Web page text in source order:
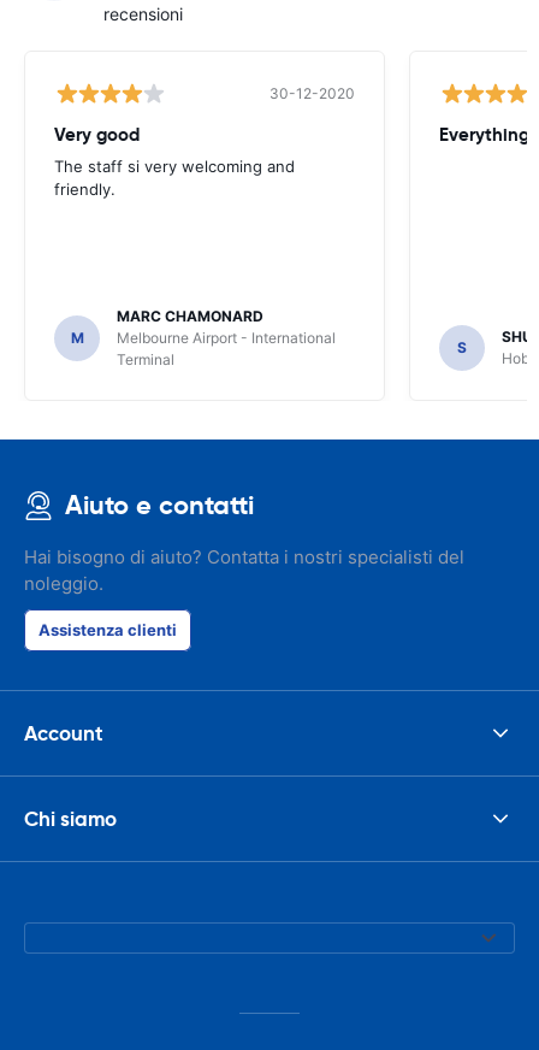
recensioni
30-12-2020
Very good
The staff si very welcoming and
friendly.
M
MARC CHAMONARD
Melbourne Airport - International
Terminal
Everything
S
Aiuto e contatti
Hai bisogno di aiuto? Contatta i nostri specialisti del
noleggio.
Assistenza clienti
Account
Chi siamo